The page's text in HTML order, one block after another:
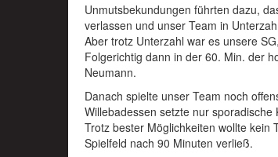
Unmutsbekundungen führten dazu,
verlassen und unser Team in
Aber trotz Unterzahl war es unsere
Folgerichtig dann in der 60. Min. der
Neumann.
Danach spielte unser Team noch
Willebadessen setzte nur sporadische
Trotz bester Möglichkeiten wollte kein
Spielfeld nach 90 Minuten verließ.